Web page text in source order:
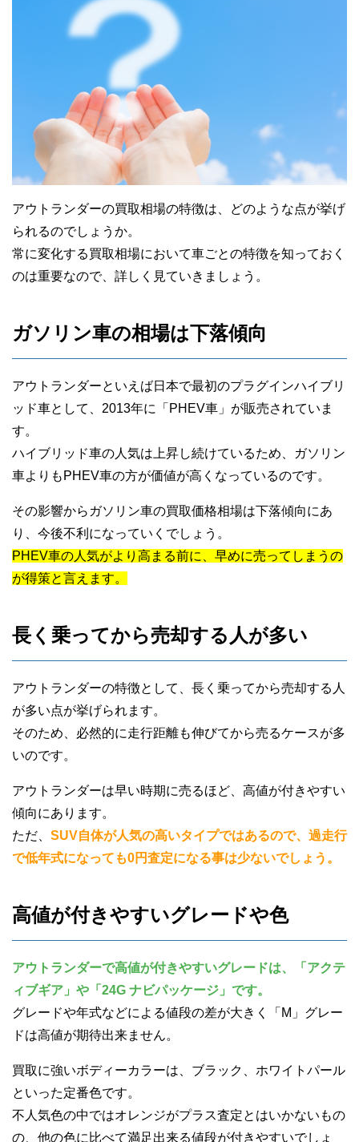
アウトランダーの買取相場の特徴は、どのような点が挙げ
られるのでしょうか。
常に変化する買取相場において車ごとの特徴を知っておく
のは重要なので、詳しく見ていきましょう。
ガソリン車の相場は下落傾向
アウトランダーといえば日本で最初のプラグインハイブリ
ッド車として、2013年に「PHEV車」が販売されていま
す。
ハイブリッド車の人気は上昇し続けているため、ガソリン
車よりもPHEV車の方が価値が高くなっているのです。
その影響からガソリン車の買取価格相場は下落傾向にあ
り、今後不利になっていくでしょう。
PHEV車の人気がより高まる前に、早めに売ってしまうの
が得策と言えます。
長く乗ってから売却する人が多い
アウトランダーの特徴として、長く乗ってから売却する人
が多い点が挙げられます。
そのため、必然的に走行距離も伸びてから売るケースが多
いのです。
アウトランダーは早い時期に売るほど、高値が付きやすい
傾向にあります。
ただ、 SUV自体が人気の高いタイプではあるので、過走行
で低年式になっても0円査定になる事は少ないでしょう。
高値が付きやすいグレードや色
アウトランダーで高値が付きやすいグレードは、「アクテ
ィブギア」や「24G ナビパッケージ」です。
グレードや年式などによる値段の差が大きく「M」グレー
ドは高値が期待出来ません。
買取に強いボディーカラーは、ブラック、ホワイトパール
といった定番色です。
不人気色の中ではオレンジがプラス査定とはいかないもの
の、他の色に比べて満足出来る値段が付きやすいでしょ